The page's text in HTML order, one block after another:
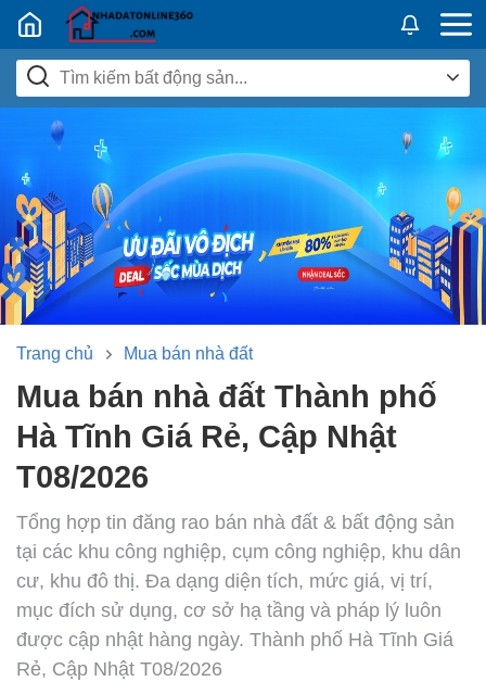
Nhadatban24h.vn
Trang chủ Mua bán nhà đất
Mua bán nhà đất Thành phố
Hà Tĩnh Giá Rẻ, Cập Nhật
T08/2026
Tổng hợp tin đăng rao bán nhà đất & bất động sản
tại các khu công nghiệp, cụm công nghiệp, khu dân
cư, khu đô thị. Đa dạng diện tích, mức giá, vị trí,
mục đích sử dụng, cơ sở hạ tầng và pháp lý luôn
được cập nhật hàng ngày. Thành phố Hà Tĩnh Giá
Rẻ, Cập Nhật T08/2026